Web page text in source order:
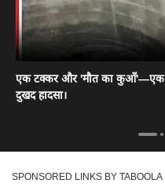
एक टक्कर और 'मौत का कुआँ'—एक
दुखद हादसा।
SPONSORED LINKS BY TABOOLA